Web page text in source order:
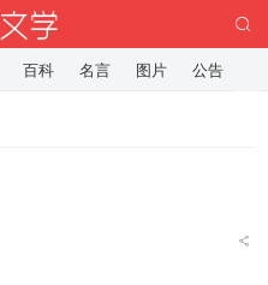
百科 名言 图片 公告